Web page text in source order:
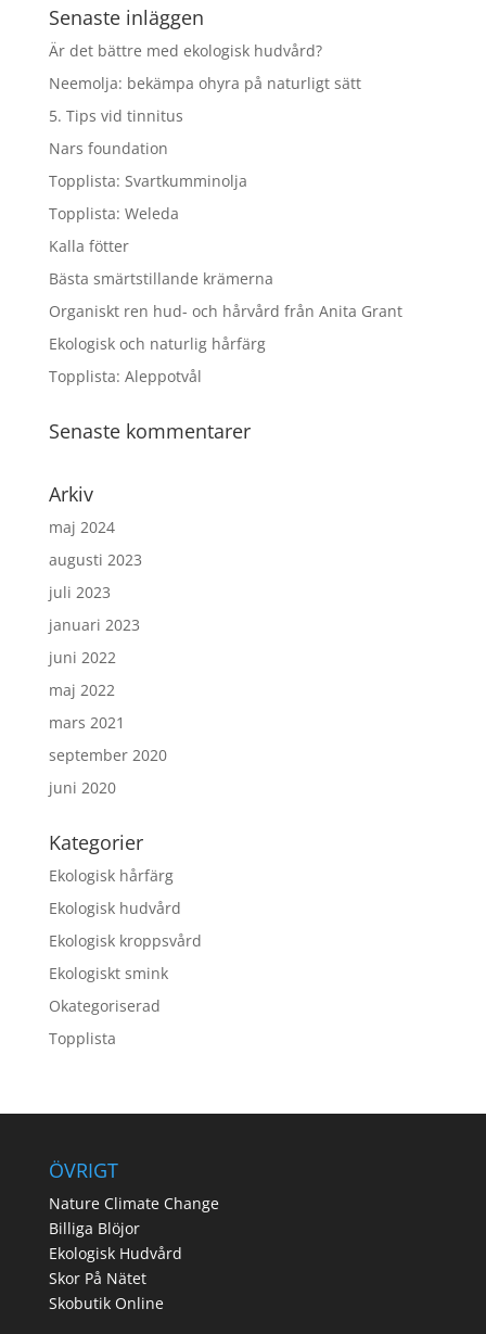
Senaste inläggen
Är det bättre med ekologisk hudvård?
Neemolja: bekämpa ohyra på naturligt sätt
5. Tips vid tinnitus
Nars foundation
Topplista: Svartkumminolja
Topplista: Weleda
Kalla fötter
Bästa smärtstillande krämerna
Organiskt ren hud- och hårvård från Anita Grant
Ekologisk och naturlig hårfärg
Topplista: Aleppotvål
Senaste kommentarer
Arkiv
maj 2024
augusti 2023
juli 2023
januari 2023
juni 2022
maj 2022
mars 2021
september 2020
juni 2020
Kategorier
Ekologisk hårfärg
Ekologisk hudvård
Ekologisk kroppsvård
Ekologiskt smink
Okategoriserad
Topplista
ÖVRIGT
Nature Climate Change
Billiga Blöjor
Ekologisk Hudvård
Skor På Nätet
Skobutik Online